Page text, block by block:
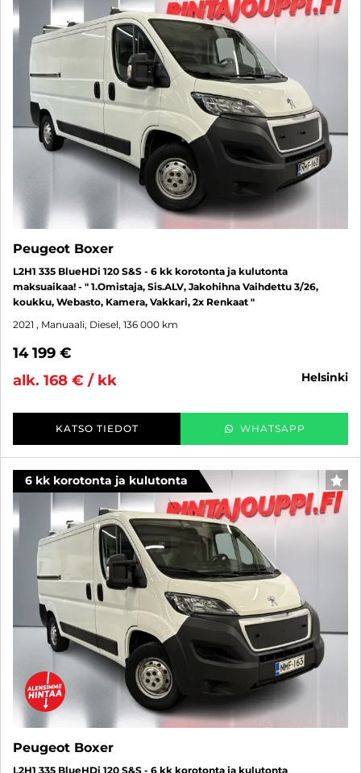
Peugeot Boxer
L2H1 335 BlueHDi 120 S&S - 6 kk korotonta ja kulutonta
maksuaikaa! - " 1.Omistaja, Sis.ALV, Jakohihna Vaihdettu 3/26,
koukku, Webasto, Kamera, Vakkari, 2x Renkaat "
2021 , Manuaali, Diesel, 136 000 km
14 199 €
alk. 168 € / kk
helsinki
KATSO TIEDOT WHATSAPP
6 kk korotonta ja kulutonta
Peugeot Boxer
L2H1 335 BlueHDi 120 S&S - 6 kk korotonta ja kulutonta